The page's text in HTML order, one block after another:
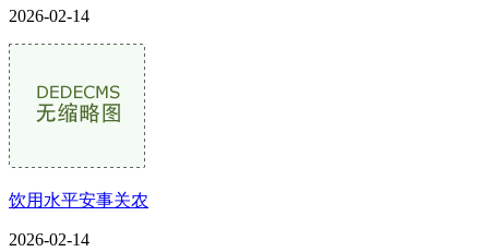
2026-02-14
饮用水平安事关农
2026-02-14